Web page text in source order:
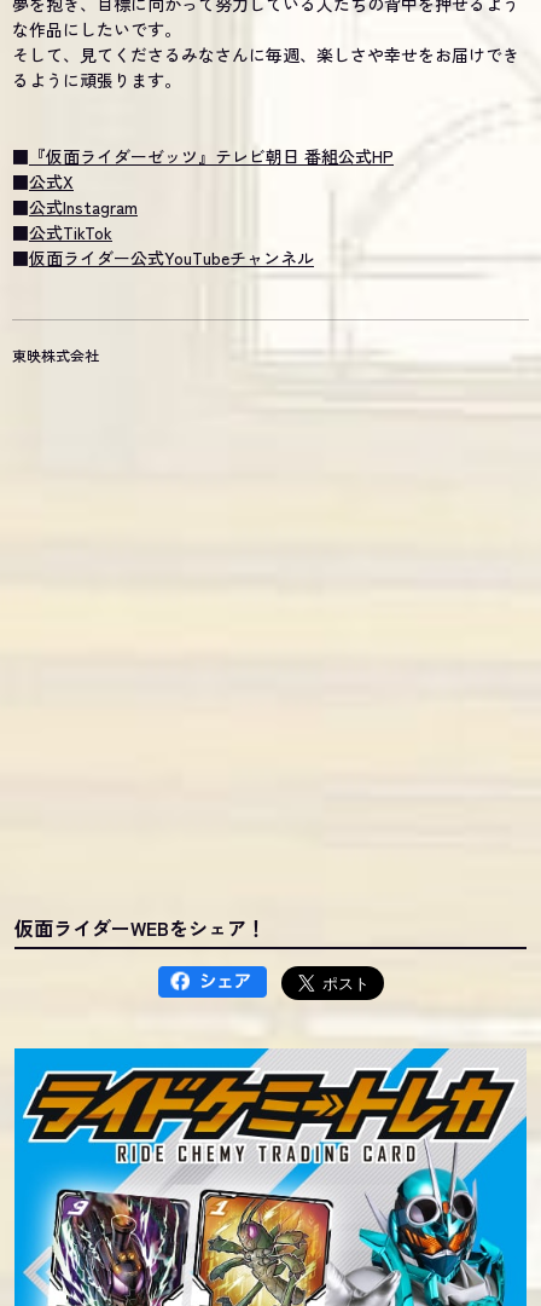
な作品にしたいです。
そして、見てくださるみなさんに毎週、楽しさや幸せをお届けでき
るように頑張ります。
■ 『仮面ライダーゼッツ』テレビ朝日 番組公式HP
■公式X
■公式Instagram
■公式TikTok
■仮面ライダー公式YouTubeチャンネル
東映株式会社
仮面ライダーWEBをシェア！